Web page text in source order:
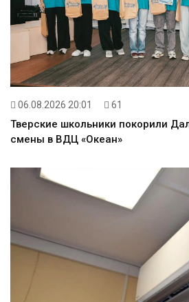
06.08.2026 20:01 61
Тверские школьники покорили
смены в ВДЦ «Океан»